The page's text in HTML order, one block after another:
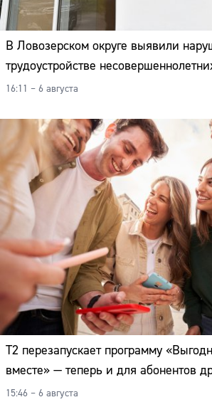
В Ловозерском округе выявили
трудоустройстве
16:11 – 6 августа
Т2 перезапускает программу
вместе» — теперь и для абонентов
15:46 – 6 августа